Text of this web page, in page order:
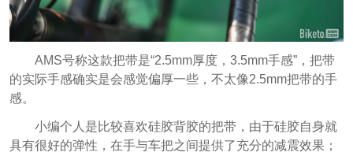
AMS号称这款把带是“2.5mm厚度，3.5mm手感”，把带
的实际手感确实是会感觉偏厚一些，不太像2.5mm把带的手
感。
小编个人是比较喜欢硅胶背胶的把带，由于硅胶自身就
具有很好的弹性，在手与车把之间提供了充分的减震效果；